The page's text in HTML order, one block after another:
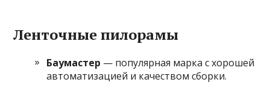
Ленточные пилорамы
Баумастер — популярная марка с хорошей
автоматизацией и качеством сборки.